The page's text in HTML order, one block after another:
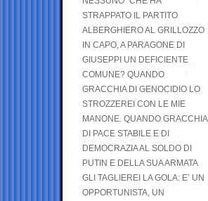
STRAPPATO IL PARTITO
ALBERGHIERO AL GRILLOZZO
IN CAPO, A PARAGONE DI
GIUSEPPI UN DEFICIENTE
COMUNE? QUANDO
GRACCHIA DI GENOCIDIO LO
STROZZEREI CON LE MIE
MANONE. QUANDO GRACCHIA
DI PACE STABILE E DI
DEMOCRAZIA AL SOLDO DI
PUTIN E DELLA SUA ARMATA
GLI TAGLIEREI LA GOLA: E’ UN
OPPORTUNISTA, UN